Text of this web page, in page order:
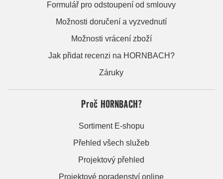
Formulář pro odstoupení od smlouvy
Možnosti doručení a vyzvednutí
Možnosti vrácení zboží
Jak přidat recenzi na HORNBACH?
Záruky
Proč HORNBACH?
Sortiment E-shopu
Přehled všech služeb
Projektový přehled
Projektové poradenství online